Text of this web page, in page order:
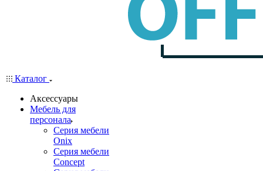
Каталог
Аксессуары
Мебель для
персонала
Серия мебели
Onix
Серия мебели
Concept